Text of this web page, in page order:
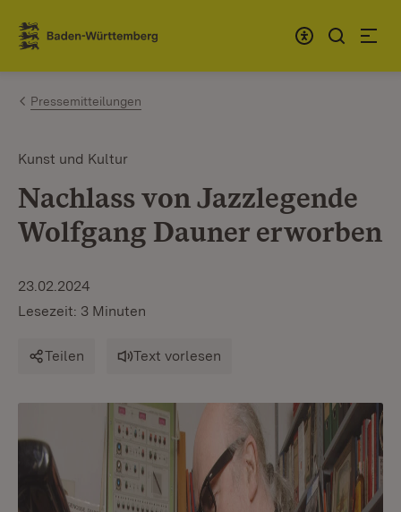
Zum Inhalt springen
Link zur Startseite
Pressemitteilungen
Kunst und Kultur
Nachlass von Jazzlegende
Wolfgang Dauner erworben
23.02.2024
Lesezeit: 3 Minuten
Teilen Text vorlesen